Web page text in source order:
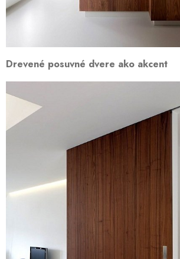
Drevené posuvné dvere ako akcent